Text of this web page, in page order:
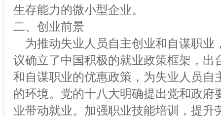
生存能力的微小型企业。
二、创业前景
为推动失业人员自主创业和自谋职业
议确立了中国积极的就业政策框架，
和自谋职业的优惠政策，为失业人员
的环境。党的十八大明确提出党和政
业带动就业。加强职业技能培训，提